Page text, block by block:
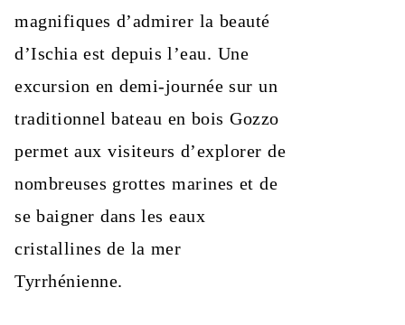
magnifiques d’admirer la beauté
d’Ischia est depuis l’eau. Une
excursion en demi-journée sur un
traditionnel bateau en bois Gozzo
permet aux visiteurs d’explorer de
nombreuses grottes marines et de
se baigner dans les eaux
cristallines de la mer
Tyrrhénienne.